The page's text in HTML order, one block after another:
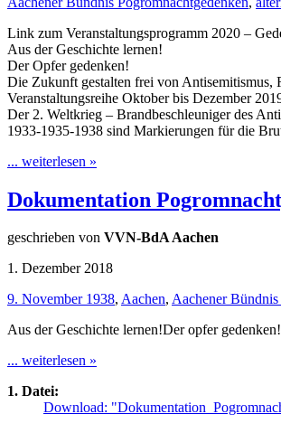
Link zum Veranstaltungsprogramm 2020 –
Aus der Geschichte lernen!
Der Opfer gedenken!
Die Zukunft gestalten frei von Antisemitismus,
Veranstaltungsreihe Oktober bis Dezember
Der 2. Weltkrieg – Brandbeschleuniger des
1933-1935-1938 sind Markierungen für die
... weiterlesen »
Dokumentation
geschrieben von VVN-BdA Aachen
1. Dezember 2018
9. November 1938, Aachen, Aachener
Aus der Geschichte lernen!Der opfer
... weiterlesen »
1. Datei:
Download: